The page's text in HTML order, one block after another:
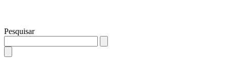
Pesquisar